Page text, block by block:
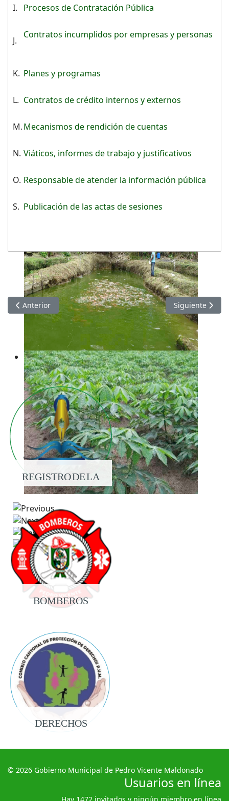
I. Procesos de Contratación Pública
J.
Contratos incumplidos por empresas y personas
K. Planes y programas
L. Contratos de crédito internos y externos
M.Mecanismos de rendición de cuentas
N. Viáticos, informes de trabajo y justificativos
O. Responsable de atender la información pública
S. Publicación de las actas de sesiones
Artículo anterior: Información de JUNIO 2021
Anterior Artículo
Siguiente
REGISTRO DE LA
PROPIEDAD
BOMBEROS
DERECHOS
© 2026 Gobierno Municipal de Pedro Vicente Maldonado
Usuarios en línea